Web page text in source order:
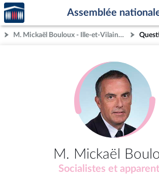
Aller au contenu
Aller en bas de la page
Accèder
à la
page
d'accueil
Assemblée
M. Mickaël Bouloux - Ille-et-Vilaine (8e circonscription)
M. Mickaël
Socialistes et